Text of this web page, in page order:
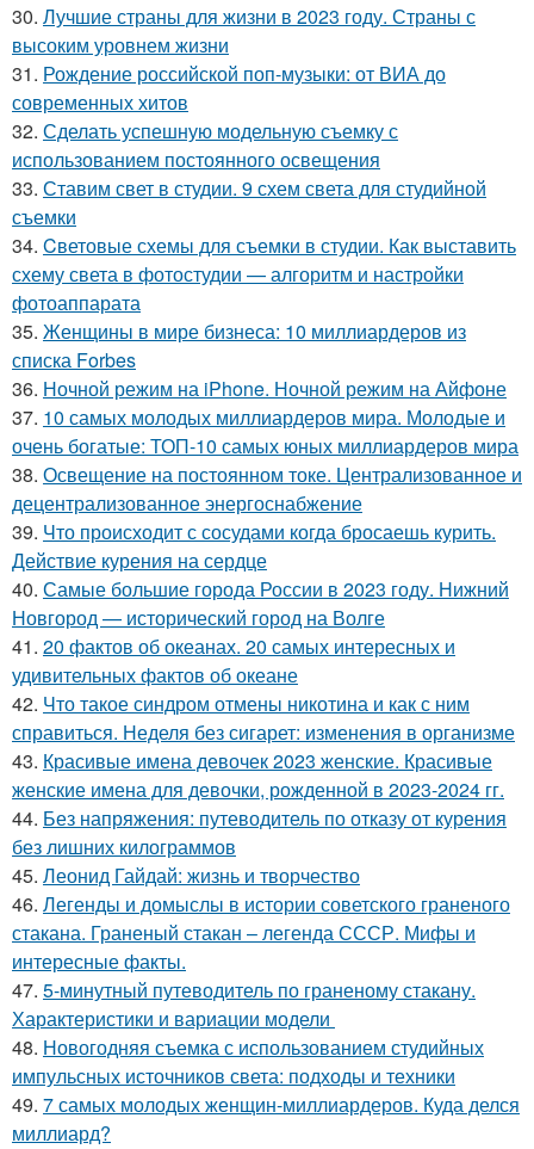
30. Лучшие страны для жизни в 2023 году. Страны с
высоким уровнем жизни
31. Рождение российской поп-музыки: от ВИА до
современных хитов
32. Сделать успешную модельную съемку с
использованием постоянного освещения
33. Ставим свет в студии. 9 схем света для студийной
съемки
34. Cветовые схемы для съемки в студии. Как выставить
схему света в фотостудии — алгоритм и настройки
фотоаппарата
35. Женщины в мире бизнеса: 10 миллиардеров из
списка Forbes
36. Ночной режим на iPhone. Ночной режим на Айфоне
37. 10 самых молодых миллиардеров мира. Молодые и
очень богатые: ТОП-10 самых юных миллиардеров мира
38. Освещение на постоянном токе. Централизованное и
децентрализованное энергоснабжение
39. Что происходит с сосудами когда бросаешь курить.
Действие курения на сердце
40. Самые большие города России в 2023 году. Нижний
Новгород — исторический город на Волге
41. 20 фактов об океанах. 20 самых интересных и
удивительных фактов об океане
42. Что такое синдром отмены никотина и как с ним
справиться. Неделя без сигарет: изменения в организме
43. Красивые имена девочек 2023 женские. Красивые
женские имена для девочки, рожденной в 2023-2024 гг.
44. Без напряжения: путеводитель по отказу от курения
без лишних килограммов
45. Леонид Гайдай: жизнь и творчество
46. Легенды и домыслы в истории советского граненого
стакана. Граненый стакан – легенда СССР. Мифы и
интересные факты.
47. 5-минутный путеводитель по граненому стакану.
Характеристики и вариации модели
48. Новогодняя съемка с использованием студийных
импульсных источников света: подходы и техники
49. 7 самых молодых женщин-миллиардеров. Куда делся
миллиард?